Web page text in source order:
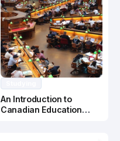
An Introduction to
Canadian Education